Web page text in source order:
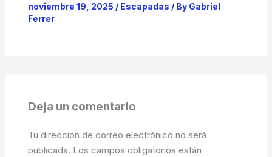
noviembre 19, 2025 / Escapadas / By Gabriel
Ferrer
Deja un comentario
Tu dirección de correo electrónico no será
publicada. Los campos obligatorios están